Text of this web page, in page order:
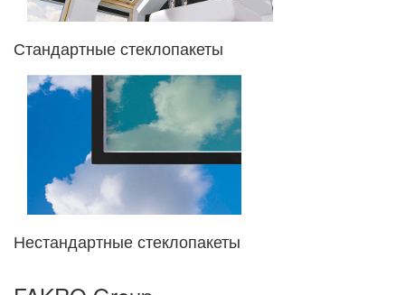
Стандартные стеклопакеты
Нестандартные стеклопакеты